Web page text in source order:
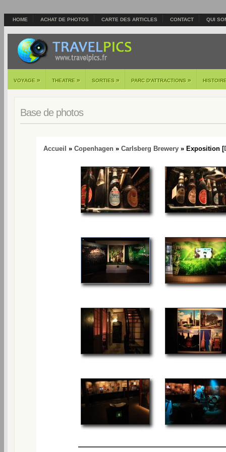
HOME ACHAT DE PHOTOS CARTE DES ARTICLES CONTACT QUI
VOYAGE » THEATRE » SORTIES » PARC D'ATTRACTIONS »
Base de photos
Accueil » Copenhagen » Carlsberg Brewery » Exposition [